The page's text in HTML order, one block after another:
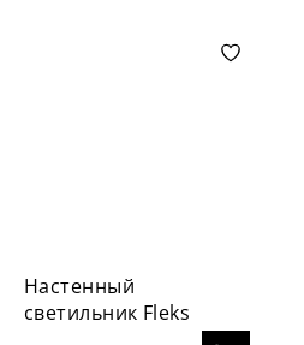
Настенный
светильник Fleks